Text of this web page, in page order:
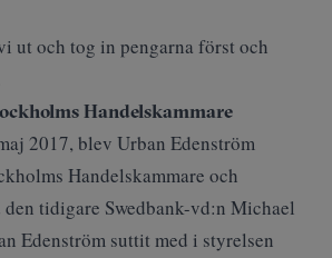
ut och tog in pengarna först och
Handelskammare
2017, blev Urban Edenström
Handelskammare och
tidigare Swedbank-vd:n Michael
Edenström suttit med i styrelsen